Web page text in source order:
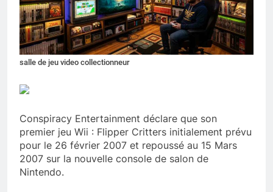
salle de jeu video collectionneur
Conspiracy Entertainment déclare que son
premier jeu Wii : Flipper Critters initialement prévu
pour le 26 février 2007 et repoussé au 15 Mars
2007 sur la nouvelle console de salon de
Nintendo.